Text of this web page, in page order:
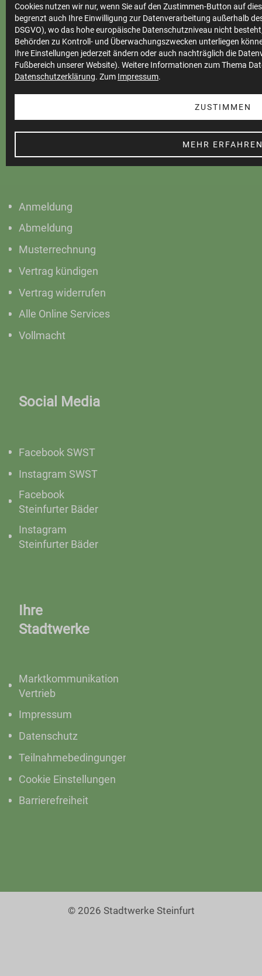
Cookies nutzen wir nur, wenn Sie auf den Zustimmen-Button auf
begrenzt auch Ihre Einwilligung zur Datenverarbeitung außerhalb
DSGVO), wo das hohe europäische Datenschutzniveau nicht
Behörden zu Kontroll- und Überwachungszwecken unterliegen
Ihre Einstellungen jederzeit ändern oder auch nachträglich die
Fußbereich unserer Website). Weitere Informationen zum Thema
Datenschutzerklärung. Zum Impressum.
ZUSTIMMEN
MEHR
Anträge für
Installateure
Einspeiserportal
Online-Planauskunft
Online Service
Anmeldung
Abmeldung
Musterrechnung
Vertrag kündigen
Vertrag widerrufen
Alle Online Services
Vollmacht
Social Media
Facebook SWST
Instagram SWST
Facebook
Steinfurter Bäder
Instagram
Steinfurter Bäder
Ihre
Stadtwerke
Marktkommunikation
Vertrieb
Impressum
Datenschutz
Teilnahmebedingungen
Cookie Einstellungen
Barrierefreiheit
© 2026 Stadtwerke Steinfurt